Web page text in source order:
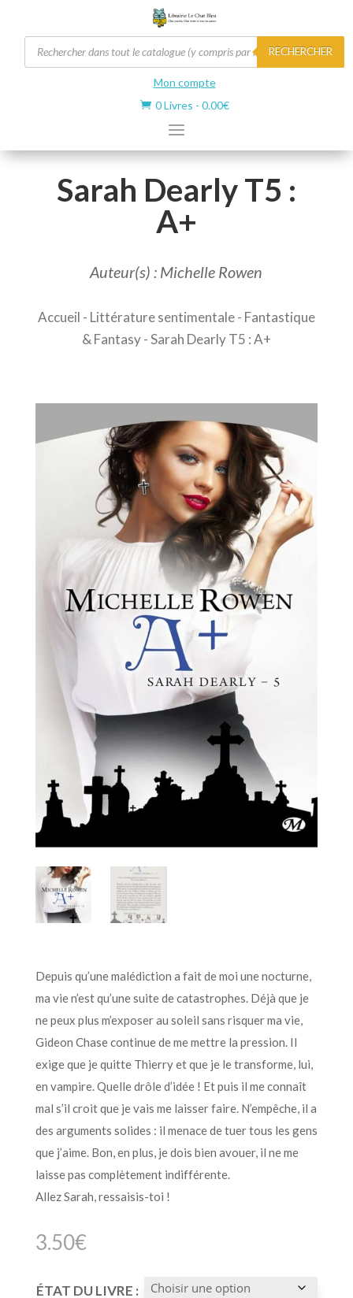
Recherche
de
produits
RECHERCHER
Mon compte
 0 Livres - 0.00€
Sarah Dearly T5 :
A+
Auteur(s) : Michelle Rowen
Accueil - Littérature sentimentale- Fantastique
& Fantasy- Sarah Dearly T5 : A+
Depuis qu’une malédiction a fait de moi une nocturne,
ma vie n’est qu’une suite de catastrophes. Déjà que je
ne peux plus m’exposer au soleil sans risquer ma vie,
Gideon Chase continue de me mettre la pression. Il
exige que je quitte Thierry et que je le transforme, lui,
en vampire. Quelle drôle d’idée ! Et puis il me connaît
mal s’il croit que je vais me laisser faire. N’empêche, il a
des arguments solides : il menace de tuer tous les gens
que j’aime. Bon, en plus, je dois bien avouer, il ne me
laisse pas complètement indifférente.
Allez Sarah, ressaisis-toi !
3.50€
ÉTAT DU LIVRE :